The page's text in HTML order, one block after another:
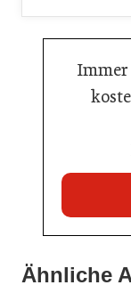
Ähnliche
20. Juli 2026